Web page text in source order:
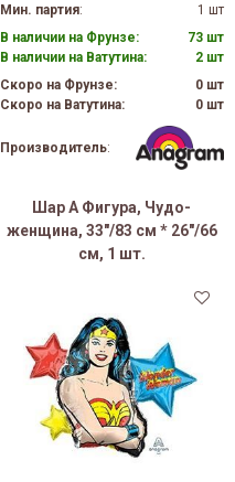
Мин. партия:
1 шт
В наличии на Фрунзе:
73 шт
В наличии на Ватутина:
2 шт
Скоро на Фрунзе:
0 шт
Скоро на Ватутина:
0 шт
Производитель:
Шар А Фигура, Чудо-
женщина, 33"/83 см * 26"/66
см, 1 шт.